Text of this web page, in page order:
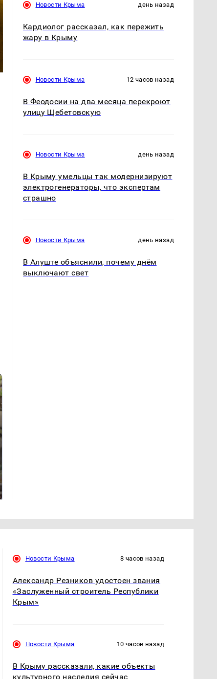
Новости Крыма день назад
Кардиолог рассказал, как пережить
жару в Крыму
Новости Крыма 12 часов назад
В Феодосии на два месяца перекроют
улицу Щебетовскую
Новости Крыма день назад
В Крыму умельцы так модернизируют
электрогенераторы, что экспертам
страшно
Новости Крыма день назад
В Алуште объяснили, почему днём
выключают свет
Новости Крыма 8 часов назад
Александр Резников удостоен звания
«Заслуженный строитель Республики
Крым»
Новости Крыма 10 часов назад
В Крыму рассказали, какие объекты
культурного наследия сейчас